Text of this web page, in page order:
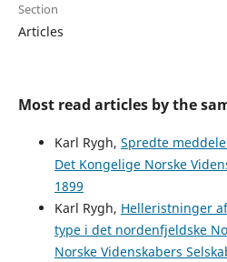
Section
Articles
Most read articles by the
Karl Rygh, Spredte
Det Kongelige Norske
1899
Karl Rygh, Helleristninger
type i det nordenfjeldske
Norske Videnskabers